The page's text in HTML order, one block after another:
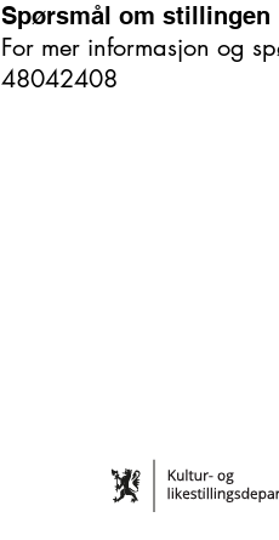
Spørsmål om stillingen
For mer informasjon og
48042408